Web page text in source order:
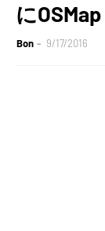
にOSMap
Bon 9/17/2016